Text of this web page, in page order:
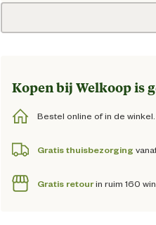
Kopen bij Welkoop is
Bestel online of in de winkel.
Gratis thuisbezorging
Gratis retourin ruim 160